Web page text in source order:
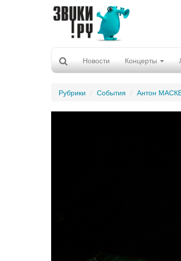
Новости Концерты
Рубрики События Антон